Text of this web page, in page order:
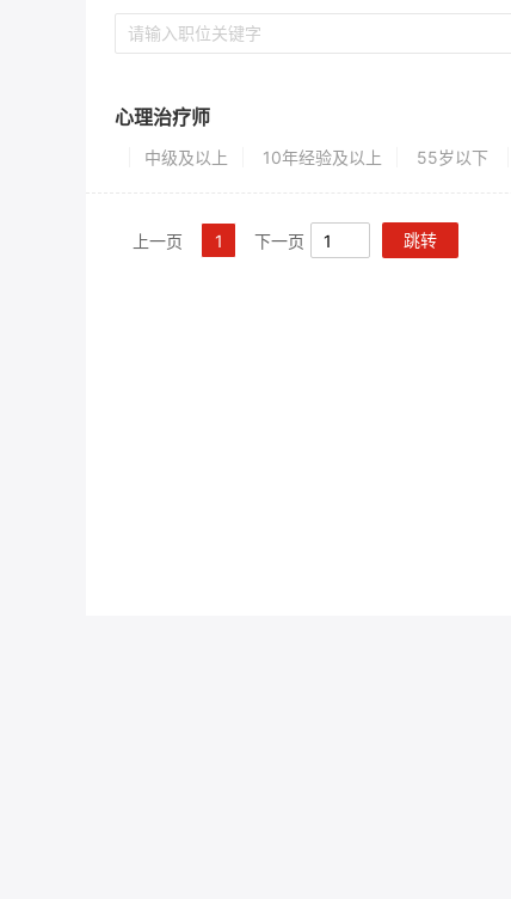
心理治疗师
中级及以上 10年经验及以上 55岁以下
上一页 1 下一页 跳转